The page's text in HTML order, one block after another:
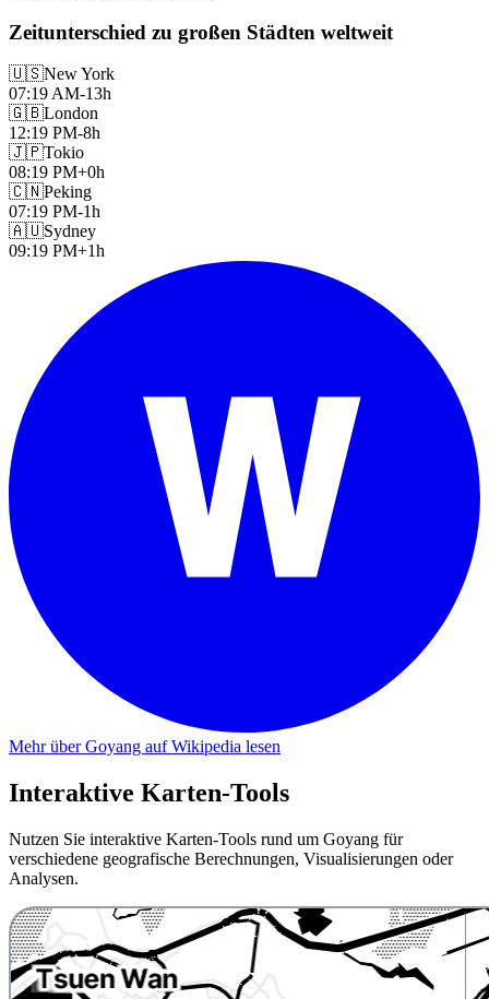
Zeitunterschied zu großen Städten weltweit
🇺🇸New York
07:19 AM-13h
🇬🇧London
12:19 PM-8h
🇯🇵Tokio
08:19 PM+0h
🇨🇳Peking
07:19 PM-1h
🇦🇺Sydney
09:19 PM+1h
Mehr über Goyang auf Wikipedia lesen
Interaktive Karten-Tools
Nutzen Sie interaktive Karten-Tools rund um Goyang für
verschiedene geografische Berechnungen, Visualisierungen oder
Analysen.